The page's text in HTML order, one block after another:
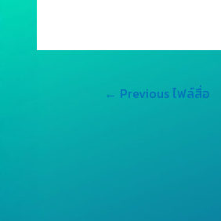
← Previous ไฟล์สื่อ